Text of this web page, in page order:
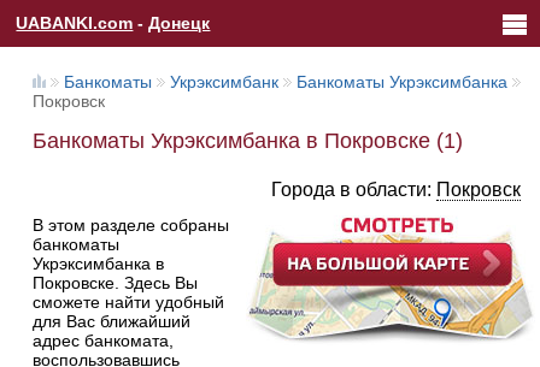
UABANKI.com -Донецк
Банкоматы Укрэксимбанк
Банкоматы Укрэксимбанка
Покровск
Банкоматы Укрэксимбанка в Покровске (1)
Города в области: Покровск
В этом разделе собраны
банкоматы
Укрэксимбанка в
Покровске. Здесь Вы
сможете найти удобный
для Вас ближайший
адрес банкомата,
воспользовавшись